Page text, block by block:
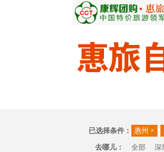
已选择条件： 惠州 ×
去哪儿：
全部 深